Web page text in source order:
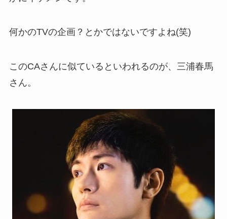
何かのTVの企画？とかではないですよね(笑)
このCAさんに似ているといわれるのが、三浦春馬
さん。